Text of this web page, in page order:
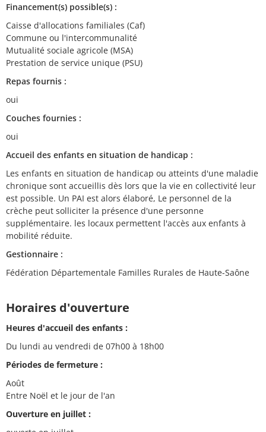
Financement(s) possible(s) :
Caisse d'allocations familiales (Caf)
Commune ou l'intercommunalité
Mutualité sociale agricole (MSA)
Prestation de service unique (PSU)
Repas fournis :
oui
Couches fournies :
oui
Accueil des enfants en situation de handicap :
Les enfants en situation de handicap ou atteints d'une maladie
chronique sont accueillis dès lors que la vie en collectivité leur
est possible. Un PAI est alors élaboré, Le personnel de la
crèche peut solliciter la présence d'une personne
supplémentaire. les locaux permettent l'accès aux enfants à
mobilité réduite.
Gestionnaire :
Fédération Départementale Familles Rurales de Haute-Saône
Horaires d'ouverture
Heures d'accueil des enfants :
Du lundi au vendredi de 07h00 à 18h00
Périodes de fermeture :
Août
Entre Noël et le jour de l'an
Ouverture en juillet :